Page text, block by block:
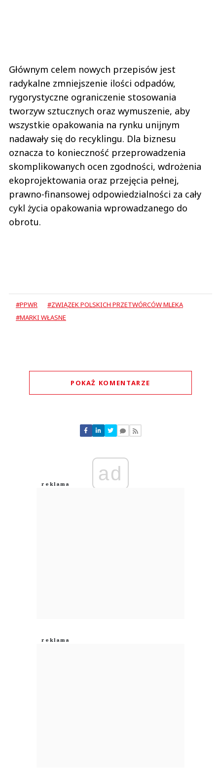
Głównym celem nowych przepisów jest
radykalne zmniejszenie ilości odpadów,
rygorystyczne ograniczenie stosowania
tworzyw sztucznych oraz wymuszenie, aby
wszystkie opakowania na rynku unijnym
nadawały się do recyklingu. Dla biznesu
oznacza to konieczność przeprowadzenia
skomplikowanych ocen zgodności, wdrożenia
ekoprojektowania oraz przejęcia pełnej,
prawno-finansowej odpowiedzialności za cały
cykl życia opakowania wprowadzanego do
obrotu.
#PPWR
#ZWIĄZEK POLSKICH PRZETWÓRCÓW MLEKA
#MARKI WŁASNE
POKAŻ KOMENTARZE
Nie znaleziono komentarzy
Zostaw swoje komentarze
Anuluj
ad